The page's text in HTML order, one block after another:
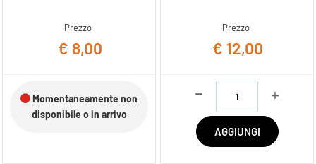
Prezzo
€ 8,00
Momentaneamente non
disponibile o in arrivo
Prezzo
€ 12,00
AGGIUNGI